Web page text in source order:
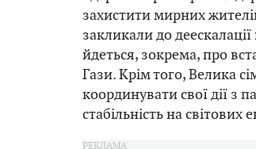
захистити мирних
закликали до
йдеться, зокрема, про
Гази. Крім того, Велика
координувати свої дії з
стабільність на